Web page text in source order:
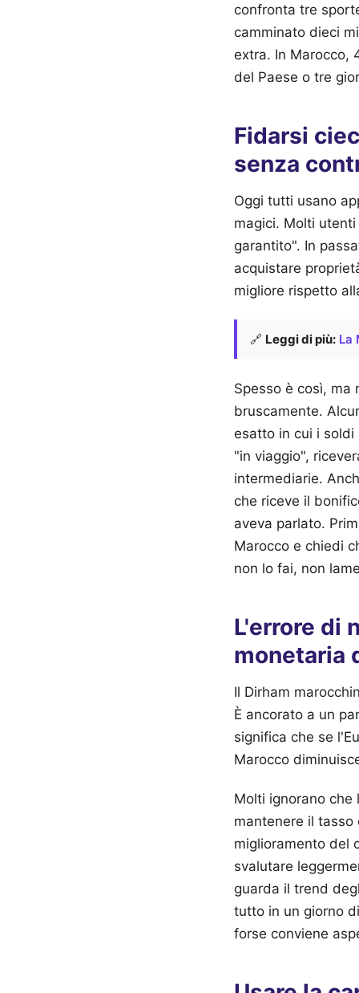
confronta tre
camminato dieci
extra. In Marocco,
del Paese o tre
Fidarsi
senza
Oggi tutti usano
magici. Molti
garantito". In
acquistare
migliore rispetto
🔗 Leggi di più: La
Spesso è così, ma
bruscamente.
esatto in cui i soldi
"in viaggio",
intermediarie.
che riceve il
aveva parlato.
Marocco e chiedi
non lo fai, non
L'errore di
monetaria
Il Dirham
È ancorato a un
significa che se
Marocco
Molti ignorano
mantenere il
miglioramento del
svalutare
guarda il trend
tutto in un giorno
forse conviene